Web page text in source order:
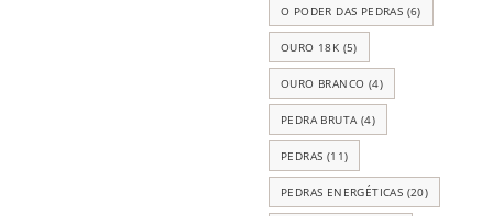
O PODER DAS PEDRAS (6)
OURO 18K (5)
OURO BRANCO (4)
PEDRA BRUTA (4)
PEDRAS (11)
PEDRAS ENERGÉTICAS (20)